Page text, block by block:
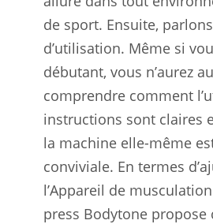
de sport. Ensuite,
d’utilisation. Même si
débutant, vous n’aurez
comprendre comment
instructions sont claires
la machine elle-même
conviviale. En termes
l’Appareil de
press Bodytone propose